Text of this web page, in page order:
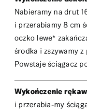
Nabieramy na drut
i przerabiamy 8 cm
oczko lewe*
środka i zszywamy
Powstaje ściągacz
Wykończenie
i przerabia-my